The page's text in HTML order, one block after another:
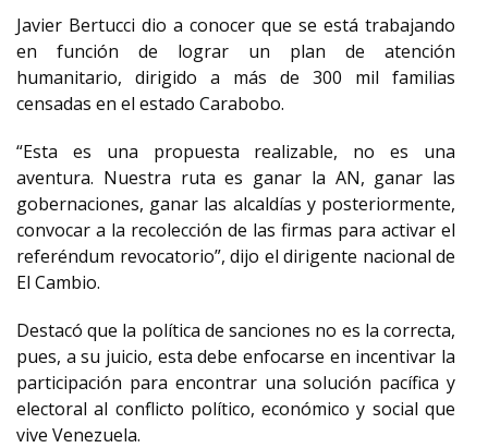
Javier Bertucci dio a conocer que se está trabajando
en función de lograr un plan de atención
humanitario, dirigido a más de 300 mil familias
censadas en el estado Carabobo.
“Esta es una propuesta realizable, no es una
aventura. Nuestra ruta es ganar la AN, ganar las
gobernaciones, ganar las alcaldías y posteriormente,
convocar a la recolección de las firmas para activar el
referéndum revocatorio”, dijo el dirigente nacional de
El Cambio.
Destacó que la política de sanciones no es la correcta,
pues, a su juicio, esta debe enfocarse en incentivar la
participación para encontrar una solución pacífica y
electoral al conflicto político, económico y social que
vive Venezuela.